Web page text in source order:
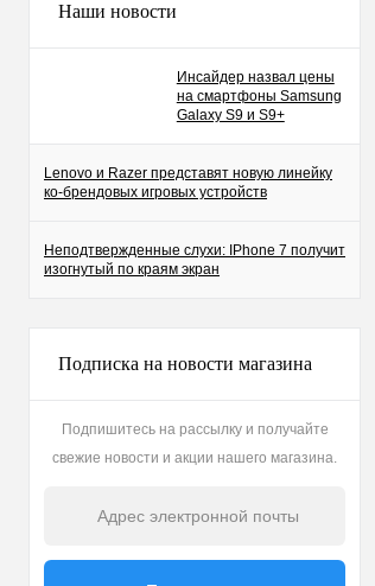
Наши новости
Инсайдер назвал цены
на смартфоны Samsung
Galaxy S9 и S9+
Lenovo и Razer представят новую линейку
ко-брендовых игровых устройств
Неподтвержденные слухи: IPhone 7 получит
изогнутый по краям экран
Подписка на новости магазина
Подпишитесь на рассылку и получайте
свежие новости и акции нашего магазина.